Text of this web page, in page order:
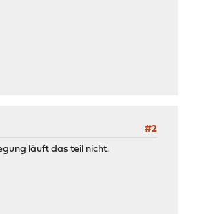
#2
läuft das teil nicht.